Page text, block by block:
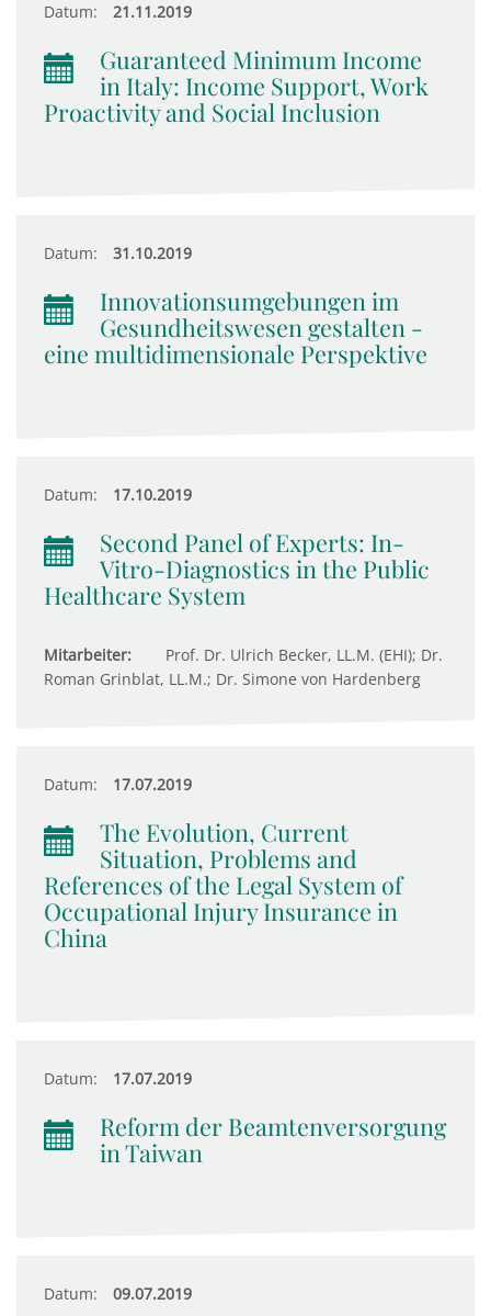
Datum: 21.11.2019
Guaranteed Minimum Income
in Italy: Income Support, Work
Proactivity and Social Inclusion
Datum: 31.10.2019
Innovationsumgebungen im
Gesundheitswesen gestalten -
eine multidimensionale Perspektive
Datum: 17.10.2019
Second Panel of Experts: In-
Vitro-Diagnostics in the Public
Healthcare System
Mitarbeiter:
Prof. Dr. Ulrich Becker, LL.M. (EHI); Dr.
Roman Grinblat, LL.M.; Dr. Simone von Hardenberg
Datum: 17.07.2019
The Evolution, Current
Situation, Problems and
References of the Legal System of
Occupational Injury Insurance in
China
Datum: 17.07.2019
Reform der Beamtenversorgung
in Taiwan
Datum: 09.07.2019